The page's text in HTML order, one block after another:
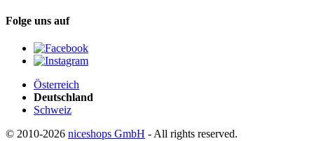
Folge uns auf
Österreich
Deutschland
Schweiz
© 2010-2026 niceshops GmbH - All rights reserved.